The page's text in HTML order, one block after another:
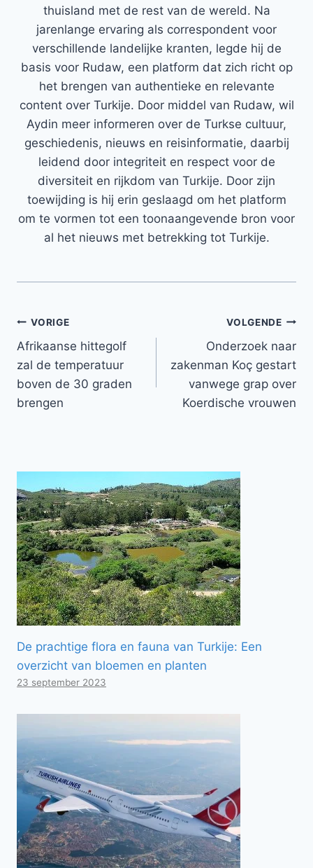
thuisland met de rest van de wereld. Na
jarenlange ervaring als correspondent voor
verschillende landelijke kranten, legde hij de
basis voor Rudaw, een platform dat zich richt op
het brengen van authentieke en relevante
content over Turkije. Door middel van Rudaw, wil
Aydin meer informeren over de Turkse cultuur,
geschiedenis, nieuws en reisinformatie, daarbij
leidend door integriteit en respect voor de
diversiteit en rijkdom van Turkije. Door zijn
toewijding is hij erin geslaagd om het platform
om te vormen tot een toonaangevende bron voor
al het nieuws met betrekking tot Turkije.
Bericht
navigatie
VORIGE
Afrikaanse hittegolf
zal de temperatuur
boven de 30 graden
brengen
VOLGENDE
Onderzoek naar
zakenman Koç gestart
vanwege grap over
Koerdische vrouwen
De prachtige flora en fauna van Turkije: Een
overzicht van bloemen en planten
23 september 2023